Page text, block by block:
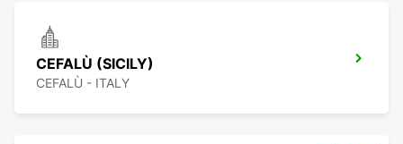
CEFALÙ (SICILY)
CEFALÙ - ITALY